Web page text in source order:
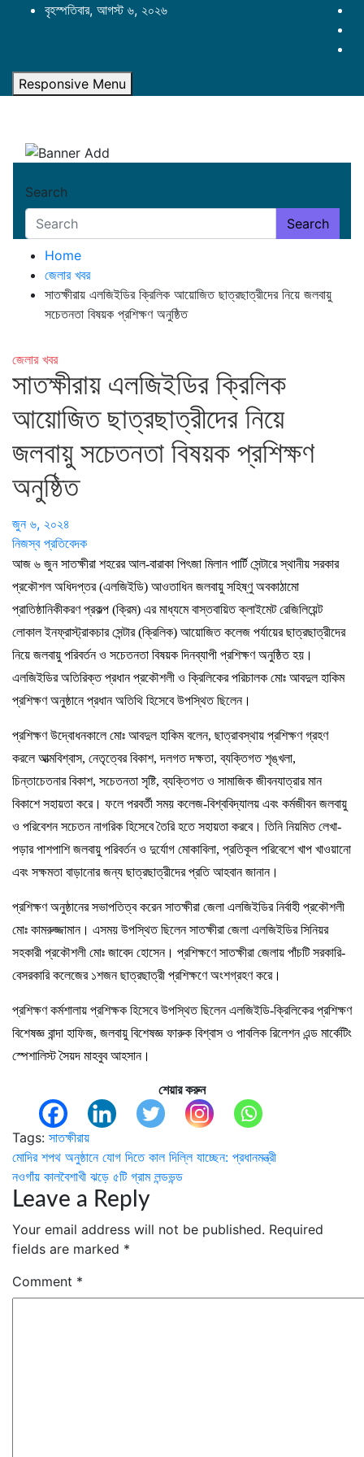
বৃহস্পতিবার, আগস্ট ৬, ২০২৬
Responsive Menu
Search
Search
Home
জেলার খবর
সাতক্ষীরায় এলজিইডির ক্রিলিক আয়োজিত ছাত্রছাত্রীদের নিয়ে জলবায়ু
সচেতনতা বিষয়ক প্রশিক্ষণ অনুষ্ঠিত
জেলার খবর
সাতক্ষীরায় এলজিইডির ক্রিলিক
আয়োজিত ছাত্রছাত্রীদের নিয়ে
জলবায়ু সচেতনতা বিষয়ক প্রশিক্ষণ
অনুষ্ঠিত
জুন ৬, ২০২৪
নিজস্ব প্রতিবেদক
আজ ৬ জুন সাতক্ষীরা শহরের আল-বারাকা পিৎজা মিলান পার্টি সেন্টারে স্থানীয় সরকার
প্রকৌশল অধিদপ্তর (এলজিইডি) আওতাধিন জলবায়ু সহিষ্ণু অবকাঠামো
প্রাতিষ্ঠানিকীকরণ প্রকল্প (ক্রিম) এর মাধ্যমে বাস্তবায়িত ক্লাইমেট রেজিলিয়েন্ট
লোকাল ইনফ্রাস্ট্রাকচার সেন্টার (ক্রিলিক) আয়োজিত কলেজ পর্যায়ের ছাত্রছাত্রীদের
নিয়ে জলবায়ু পরিবর্তন ও সচেতনতা বিষয়ক দিনব্যাপী প্রশিক্ষণ অনুষ্ঠিত হয়।
এলজিইডির অতিরিক্ত প্রধান প্রকৌশলী ও ক্রিলিকের পরিচালক মোঃ আবদুল হাকিম
প্রশিক্ষণ অনুষ্ঠানে প্রধান অতিথি হিসেবে উপস্থিত ছিলেন।
প্রশিক্ষণ উদ্বোধনকালে মোঃ আবদুল হাকিম বলেন, ছাত্রাবস্থায় প্রশিক্ষণ গ্রহণ
করলে আত্মবিশ্বাস, নেতৃত্বের বিকাশ, দলগত দক্ষতা, ব্যক্তিগত শৃঙ্খলা,
চিন্তাচেতনার বিকাশ, সচেতনতা সৃষ্টি, ব্যক্তিগত ও সামাজিক জীবনযাত্রার মান
বিকাশে সহায়তা করে। ফলে পরবর্তী সময় কলেজ-বিশ্ববিদ্যালয় এবং কর্মজীবন জলবায়ু
ও পরিবেশন সচেতন নাগরিক হিসেবে তৈরি হতে সহায়তা করবে। তিনি নিয়মিত লেখা-
পড়ার পাশপাশি জলবায়ু পরিবর্তন ও দুর্যোগ মোকাবিলা, প্রতিকূল পরিবেশে খাপ খাওয়ানো
এবং সক্ষমতা বাড়ানোর জন্য ছাত্রছাত্রীদের প্রতি আহবান জানান।
প্রশিক্ষণ অনুষ্ঠানের সভাপতিত্ব করেন সাতক্ষীরা জেলা এলজিইডির নির্বাহী প্রকৌশলী
মোঃ কামরুজ্জামান। এসময় উপস্থিত ছিলেন সাতক্ষীরা জেলা এলজিইডির সিনিয়র
সহকারী প্রকৌশলী মোঃ জাবেদ হোসেন। প্রশিক্ষণে সাতক্ষীরা জেলায় পাঁচটি সরকারি-
বেসরকারি কলেজের ১শজন ছাত্রছাত্রী প্রশিক্ষণে অংশগ্রহণ করে।
প্রশিক্ষণ কর্মশালায় প্রশিক্ষক হিসেবে উপস্থিত ছিলেন এলজিইডি-ক্রিলিকের প্রশিক্ষণ
বিশেষজ্ঞ বান্দা হাফিজ, জলবায়ু বিশেষজ্ঞ ফারুক বিশ্বাস ও পাবলিক রিলেশন এন্ড মার্কেটিং
স্পেশালিস্ট সৈয়দ মাহবুব আহসান।
শেয়ার করুন
Tags: সাতক্ষীরায়
Post
navigation
মোদির শপথ অনুষ্ঠানে যোগ দিতে কাল দিল্লি যাচ্ছেন: প্রধানমন্ত্রী
নওগাঁয় কালবৈশাখী ঝড়ে ৫টি গ্রাম লন্ডভন্ড
Leave a Reply
Your email address will not be published. Required
fields are marked *
Comment *